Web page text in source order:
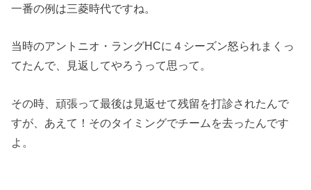
一番の例は三菱時代ですね。
当時のアントニオ・ラングHCに４シーズン怒られまくっ
てたんで、見返してやろうって思って。
その時、頑張って最後は見返せて残留を打診されたんで
すが、あえて！そのタイミングでチームを去ったんです
よ。